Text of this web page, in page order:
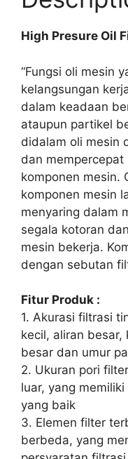
High Presure Oil
“Fungsi oli mesin
kelangsungan
dalam keadaan
ataupun partikel
didalam oli mesin
dan
komponen mesin.
komponen mesin
menyaring dalam
segala kotoran
mesin bekerja.
dengan sebutan
Fitur Produk :
1. Akurasi filtrasi
kecil, aliran besar,
besar dan umur
2. Ukuran pori
luar, yang
yang baik
3. Elemen filter
berbeda, yang